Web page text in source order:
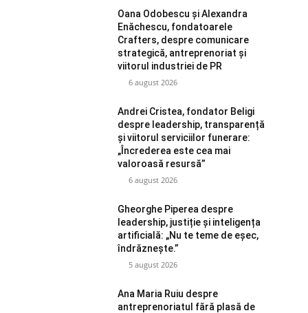
Oana Odobescu și Alexandra
Enăchescu, fondatoarele
Crafters, despre comunicare
strategică, antreprenoriat și
viitorul industriei de PR
6 august 2026
Andrei Cristea, fondator Beligi
despre leadership, transparență
și viitorul serviciilor funerare:
„Încrederea este cea mai
valoroasă resursă”
6 august 2026
Gheorghe Piperea despre
leadership, justiție și inteligența
artificială: „Nu te teme de eșec,
îndrăznește.”
5 august 2026
Ana Maria Ruiu despre
antreprenoriatul fără plasă de